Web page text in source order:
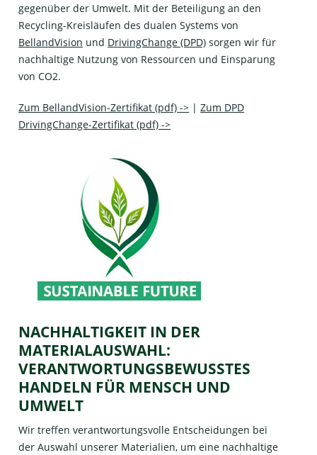
gegenüber der Umwelt. Mit der Beteiligung an den
Recycling-Kreisläufen des dualen Systems von
BellandVision und DrivingChange (DPD) sorgen wir für
nachhaltige Nutzung von Ressourcen und Einsparung
von CO2.
Zum BellandVision-Zertifikat (pdf) -> |Zum DPD
DrivingChange-Zertifikat (pdf) ->
NACHHALTIGKEIT IN DER
MATERIALAUSWAHL:
VERANTWORTUNGSBEWUSSTES
HANDELN FÜR MENSCH UND
UMWELT
Wir treffen verantwortungsvolle Entscheidungen bei
der Auswahl unserer Materialien, um eine nachhaltige